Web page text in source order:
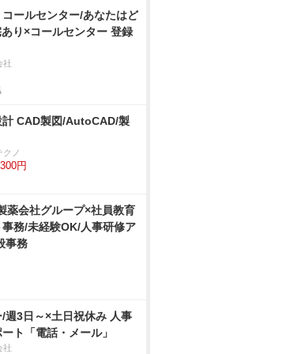
コールセンター/あなたはど
り×コールセンター 登録
社
計 CAD製図/AutoCAD/製
クノ
円
薬会社グループ×社員教育
務/未経験OK/人事研修ア
事務
週3日～×土日祝休み 人事
ト「電話・メール」
社